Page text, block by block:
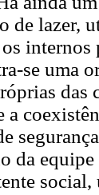
de lazer,
se uma
a
da